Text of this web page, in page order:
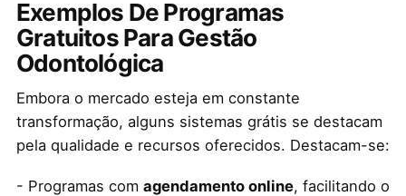
Exemplos De Programas
Gratuitos Para Gestão
Odontológica
Embora o mercado esteja em constante
transformação, alguns sistemas grátis se destacam
pela qualidade e recursos oferecidos. Destacam-se:
- Programas com agendamento online, facilitando o